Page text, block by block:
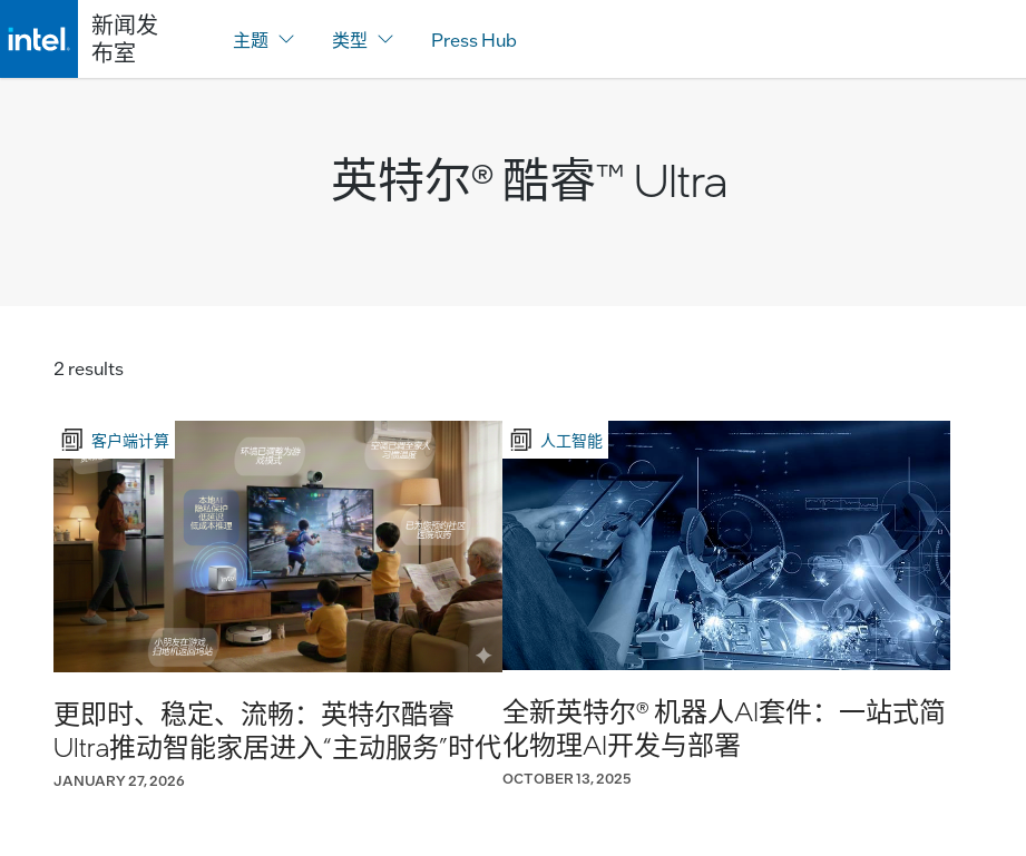
新闻发
布室
主题 类型 Press Hub
英特尔® 酷睿™ Ultra
2 results
客户端计算
更即时、稳定、流畅：英特尔酷睿
Ultra推动智能家居进入“主动服务”时代
JANUARY 27, 2026
人工智能
全新英特尔® 机器人AI套件：一站式简
化物理AI开发与部署
OCTOBER 13, 2025